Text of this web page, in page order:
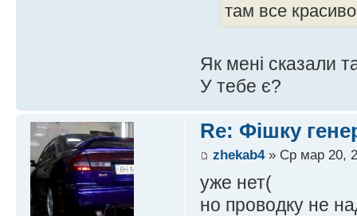
там все
Як мені сказали
У тебе є?
Re: Фішку
zhekab4» Ср мар 20,
уже нет(
но проводку не